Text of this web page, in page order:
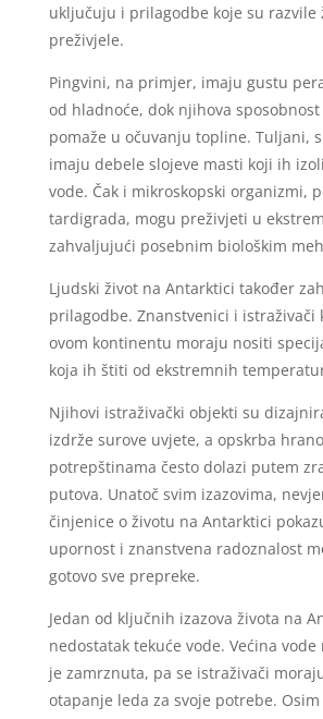
uključuju i prilagodbe koje su razvile
preživjele.
Pingvini, na primjer, imaju gustu
od hladnoće, dok njihova
pomaže u očuvanju topline. Tuljani,
imaju debele slojeve masti koji ih
vode. Čak i mikroskopski organizmi,
tardigrada, mogu preživjeti u
zahvaljujući posebnim biološkim
Ljudski život na Antarktici također
prilagodbe. Znanstvenici i istraživači
ovom kontinentu moraju nositi
koja ih štiti od ekstremnih
Njihovi istraživački objekti su
izdrže surove uvjete, a opskrba
potrepštinama često dolazi putem
putova. Unatoč svim izazovima,
činjenice o životu na Antarktici
upornost i znanstvena radoznalost
gotovo sve prepreke.
Jedan od ključnih izazova života na
nedostatak tekuće vode. Većina
je zamrznuta, pa se istraživači
otapanje leda za svoje potrebe. Osim